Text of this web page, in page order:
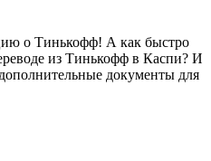
о Тинькофф! А как быстро
из Тинькофф в Каспи? И
документы для